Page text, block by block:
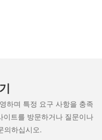
하며 특정 요구 사항을 충족
트를 방문하거나 질문이나
의하십시오.